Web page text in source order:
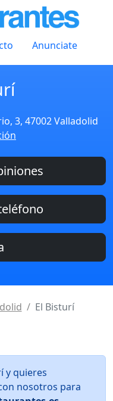
Anunciate
3, 47002 Valladolid
El Bisturí
y quieres
nosotros para